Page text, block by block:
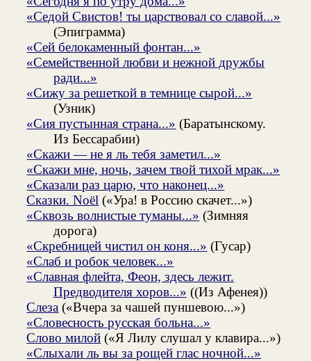
«Седой Свистов! ты царствовал со славой...»
(Эпиграмма)
«Сей белокаменный фонтан...»
«Семейственной любви и нежной дружбы
ради...»
«Сижу за решеткой в темнице сырой...»
(Узник)
«Сия пустынная страна...» (Баратынскому.
Из Бессарабии)
«Скажи — не я ль тебя заметил...»
«Скажи мне, ночь, зачем твой тихой мрак...»
«Сказали раз царю, что наконец...»
Сказки. Noël («Ура! в Россию скачет...»)
«Сквозь волнистые туманы...» (Зимняя
дорога)
«Скребницей чистил он коня...» (Гусар)
«Слаб и робок человек...»
«Славная флейта, Феон, здесь лежит.
Предводителя хоров...» ((Из Афенея))
Слеза («Вчера за чашей пуншевою...»)
«Словесность русская больна...»
Слово милой («Я Лилу слушал у клавира...»)
«Слыхали ль вы за рощей глас ночной...»